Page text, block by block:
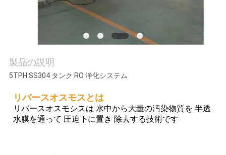
連
し
な
製品の説明
5TPH SS304 タンク RO 浄化システム
リバースオスモスとは
リバースオスモシスは 水中から大量の汚染物質を 半透
水膜を通って 圧迫下に置き 除去する技術です